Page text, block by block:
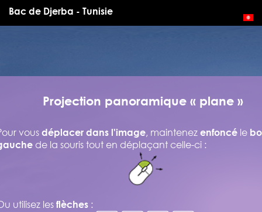
Bac de Djerba - Tunisie